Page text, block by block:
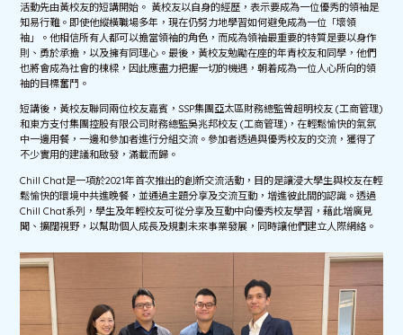
活動先由黃校友的短講開始。 黃校友以自身的經歷，表示要成為一位優秀的領袖是
知易行難。即使他縱橫職場多年，現在仍努力地學習如何避免成為一位「壞領
袖」。他相信所有人都可以擔當領袖的角色，而成為領袖最重要的特質是要以身作
則、勇於承擔，以及擁有同理心。最後，黃校友勉勵在座的年青校友和同學，他們
也將會成為社會的棟樑，因此應盡力把握一切的機遇，朝着成為一位人心所向的領
袖的目標奮鬥。
短講後，黃校友聯同兩位校友嘉賓，SSP集團亞太區財務總監曾超明校友 (工商管理)
和東方支付集團控股有限公司財務總監吳兆邦校友 (工商管理)，在輕鬆愉快的氣氛
中一邊用餐，一邊和參加者進行分組交流。參加者透過與優秀校友的交流，獲得了
不少實用的建議和啟發，滿載而歸。
Chill Chat是一項於2021年首次推出的創新交流活動，目的是讓浸大學生與校友在輕
鬆愉快的環境中共進晚餐，並通過主題分享及交流互動，增進彼此間的認識。透過
Chill Chat系列，學生及年輕校友可從分享及互動中向優秀校友學習，藉此增廣見
聞、擴闊視野，以幫助個人成長及規劃未來事業發展，同時讓他們建立人際網絡。